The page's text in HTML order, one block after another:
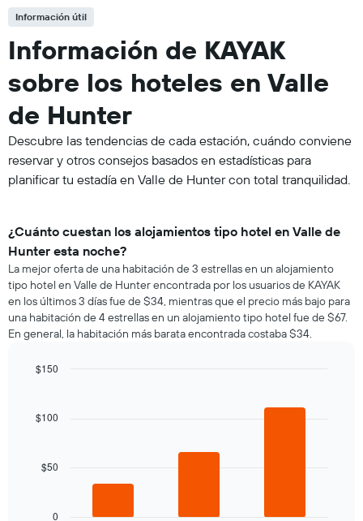
Información útil
Información de KAYAK
sobre los hoteles en Valle
de Hunter
Descubre las tendencias de cada estación, cuándo conviene
reservar y otros consejos basados en estadísticas para
planificar tu estadía en Valle de Hunter con total tranquilidad.
¿Cuánto cuestan los alojamientos tipo hotel en Valle de
Hunter esta noche?
La mejor oferta de una habitación de 3 estrellas en un alojamiento
tipo hotel en Valle de Hunter encontrada por los usuarios de KAYAK
en los últimos 3 días fue de $34, mientras que el precio más bajo para
una habitación de 4 estrellas en un alojamiento tipo hotel fue de $67.
En general, la habitación más barata encontrada costaba $34.
with
muestra
0
$50
$100
$150